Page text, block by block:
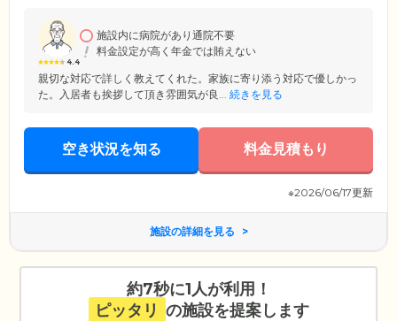
4.4
施設内に病院があり通院不要
料金設定が高く年金では賄えない
親切な対応で詳しく教えてくれた。家族に寄り添う対応で優しかっ
た。入居者も挨拶して頂き雰囲気が良... 続きを見る
空き状況を知る 料金見積もり
※2026/06/17更新
施設の詳細を見る
約7秒に1人が利用！
ピッタリ の施設を提案します